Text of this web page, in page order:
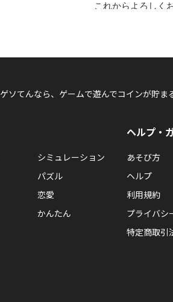
これからよろしく
ゲソてんなら、ゲームで遊んでコインが貯ま
シミュレーション
パズル
恋愛
かんたん
ヘルプ・
あそび方
ヘルプ
利用規約
プライバシ
特定商取引